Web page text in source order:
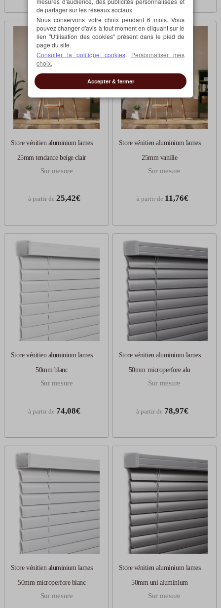
Store vénitien aluminium lames
25mm tendance beige clair
Sur mesure
à partir de 25,42€
Store vénitien aluminium lames
25mm vanille
Sur mesure
à partir de 11,76€
Store vénitien aluminium lames
50mm blanc
Sur mesure
à partir de 74,08€
Store vénitien aluminium lames
50mm microperfore alu
Sur mesure
à partir de 78,97€
Store vénitien aluminium lames
50mm microperfore blanc
Sur mesure
Store vénitien aluminium lames
50mm uni aluminium
Sur mesure
de partager sur les réseaux sociaux.
Nous conservons votre choix pendant 6 mois. Vous
pouvez changer d'avis à tout moment en cliquant sur le
lien "Utilisation des cookies" présent dans le pied de
page du site.
Consulter la politique cookies. Personnaliser mes
choix.
Accepter & fermer